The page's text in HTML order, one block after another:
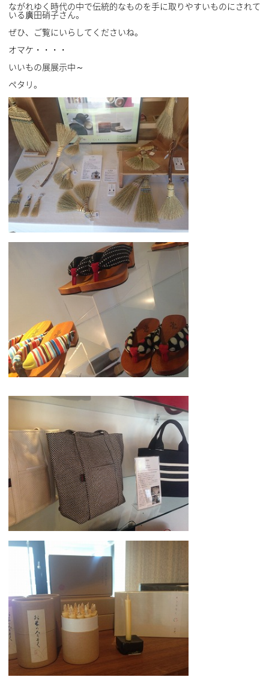
ながれゆく時代の中で伝統的なものを手に取りやすいものにされて
いる廣田硝子さん。
ぜひ、ご覧にいらしてくださいね。
オマケ・・・・
いいもの展展示中～
ペタリ。